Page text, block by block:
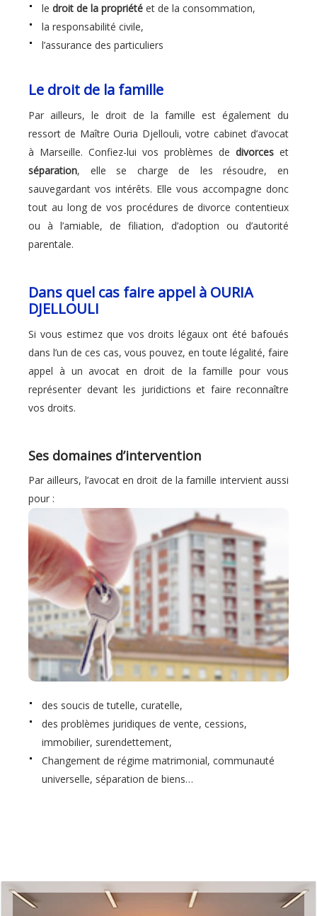
le droit de la propriété et de la consommation,
la responsabilité civile,
l’assurance des particuliers
Le droit de la famille
Par ailleurs, le droit de la famille est également du
ressort de Maître Ouria Djellouli, votre cabinet d’avocat
à Marseille. Confiez-lui vos problèmes de divorces et
séparation, elle se charge de les résoudre, en
sauvegardant vos intérêts. Elle vous accompagne donc
tout au long de vos procédures de divorce contentieux
ou à l’amiable, de filiation, d’adoption ou d’autorité
parentale.
Dans quel cas faire appel à OURIA
DJELLOULI
Si vous estimez que vos droits légaux ont été bafoués
dans l’un de ces cas, vous pouvez, en toute légalité, faire
appel à un avocat en droit de la famille pour vous
représenter devant les juridictions et faire reconnaître
vos droits.
Ses domaines d’intervention
Par ailleurs, l’avocat en droit de la famille intervient aussi
pour :
des soucis de tutelle, curatelle,
des problèmes juridiques de vente, cessions,
immobilier, surendettement,
Changement de régime matrimonial, communauté
universelle, séparation de biens…